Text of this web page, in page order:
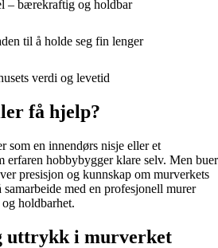
– bærekraftig og holdbar
til å holde seg fin lenger
verdi og levetid
få hjelp?
som en innendørs nisje eller et
erfaren hobbybygger klare selv. Men buer
presisjon og kunnskap om murverkets
med en profesjonell murer
holdbarhet.
uttrykk i murverket